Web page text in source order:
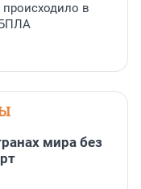
в
мира без